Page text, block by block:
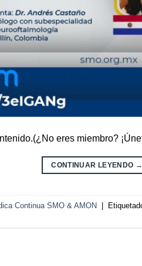
eres miembro?
CONTINUAR LEYENDO →
Continua SMO & AMON |